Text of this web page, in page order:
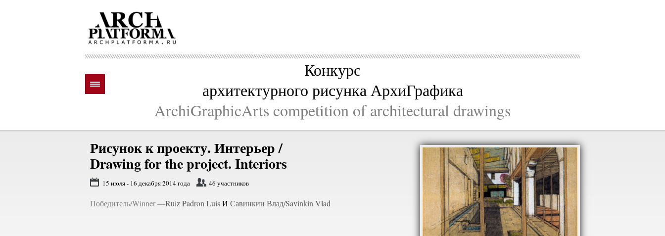
Конкурс
архитектурного рисунка АрхиГрафика
ArchiGraphicArts competition of architectural drawings
Рисунок к проекту. Интерьер /
Drawing for the project. Interiors
15 июля - 16 декабря 2014 года 46 участников
Победитель/Winner —Ruiz Padron LuisИ Савинкин Влад/Savinkin Vlad